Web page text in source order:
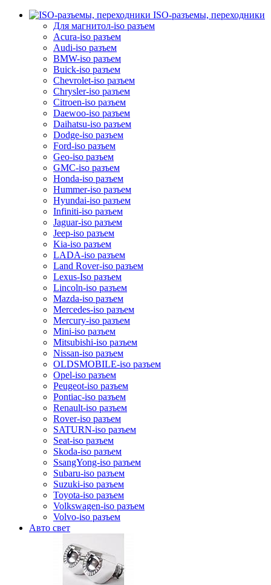
ISO-разъемы, переходники
Для магнитол-iso разъем
Acura-iso разъем
Audi-iso разъем
BMW-iso разъем
Buick-iso разъем
Chevrolet-iso разъем
Chrysler-iso разъем
Citroen-iso разъем
Daewoo-iso разъем
Daihatsu-iso разъем
Dodge-iso разъем
Ford-iso разъем
Geo-iso разъем
GMC-iso разъем
Honda-iso разъем
Hummer-iso разъем
Hyundai-iso разъем
Infiniti-iso разъем
Jaguar-iso разъем
Jeep-iso разъем
Kia-iso разъем
LADA-iso разъем
Land Rover-iso разъем
Lexus-Iso разъем
Lincoln-iso разъем
Mazda-iso разъем
Mercedes-iso разъем
Mercury-iso разъем
Mini-iso разъем
Mitsubishi-iso разъем
Nissan-iso разъем
OLDSMOBILE-iso разъем
Opel-iso разъем
Peugeot-iso разъем
Pontiac-iso разъем
Renault-iso разъем
Rover-iso разъем
SATURN-iso разъем
Seat-iso разъем
Skoda-iso разъем
SsangYong-iso разъем
Subaru-iso разъем
Suzuki-iso разъем
Toyota-iso разъем
Volkswagen-iso разъем
Volvo-iso разъем
Авто свет